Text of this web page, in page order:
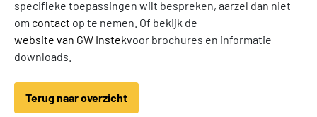
specifieke toepassingen wilt bespreken, aarzel dan niet
om contact op te nemen. Of bekijk de
website van GW Instekvoor brochures en informatie
downloads.
Terug naar overzicht